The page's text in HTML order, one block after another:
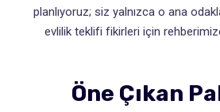
planlıyoruz; siz yalnızca o ana
evlilik teklifi fikirleri için
Öne Çıkan